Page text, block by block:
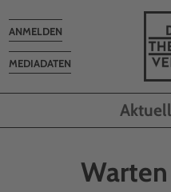
MEDIADATEN
Toggle
navigation
ANMELDEN